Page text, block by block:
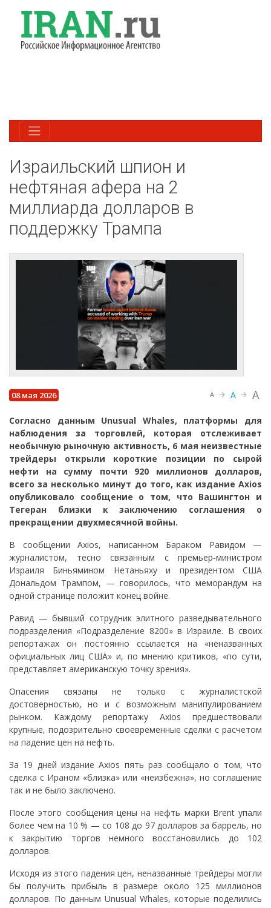
Израильский шпион и
нефтяная афера на 2
миллиарда долларов в
поддержку Трампа
08 мая 2026 A A A
Согласно данным Unusual Whales, платформы для
наблюдения за торговлей, которая отслеживает
необычную рыночную активность, 6 мая неизвестные
трейдеры открыли короткие позиции по сырой
нефти на сумму почти 920 миллионов долларов,
всего за несколько минут до того, как издание Axios
опубликовало сообщение о том, что Вашингтон и
Тегеран близки к заключению соглашения о
прекращении двухмесячной войны.
В сообщении Axios, написанном Бараком Равидом —
журналистом, тесно связанным с премьер-министром
Израиля Биньямином Нетаньяху и президентом США
Дональдом Трампом, — говорилось, что меморандум на
одной странице положит конец войне.
Равид — бывший сотрудник элитного разведывательного
подразделения «Подразделение 8200» в Израиле. В своих
репортажах он постоянно ссылается на «неназванных
официальных лиц США» и, по мнению критиков, «по сути,
представляет американскую точку зрения».
Опасения связаны не только с журналистской
достоверностью, но и с возможным манипулированием
рынком. Каждому репортажу Axios предшествовали
крупные, подозрительно своевременные сделки с расчетом
на падение цен на нефть.
За 19 дней издание Axios пять раз сообщало о том, что
сделка с Ираном «близка» или «неизбежна», но соглашение
так и не было заключено.
После этого сообщения цены на нефть марки Brent упали
более чем на 10 % — со 108 до 97 долларов за баррель, но
к закрытию торгов немного восстановились до 102
долларов.
Исходя из этого падения цен, неназванные трейдеры могли
бы получить прибыль в размере около 125 миллионов
долларов. По данным Unusual Whales, которые поделились